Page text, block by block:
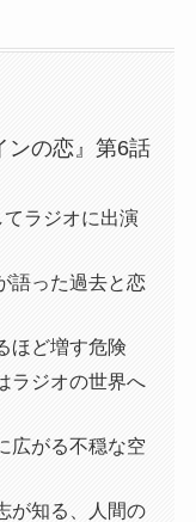
ンの恋』第6話
てラジオに出演
語った過去と恋
ほど増す危険
ラジオの世界へ
広がる不穏な空
が知る、人間の